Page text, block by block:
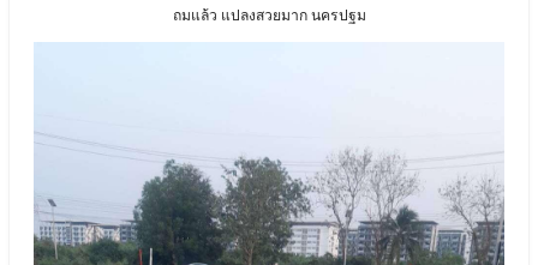
ถมแล้ว แปลงสวยมาก นครปฐม